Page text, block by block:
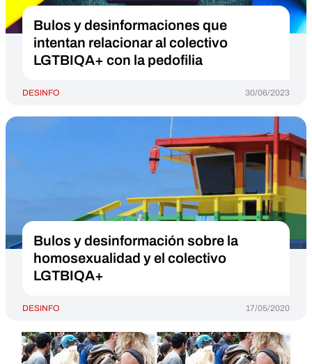
Bulos y desinformaciones que
intentan relacionar al colectivo
LGTBIQA+ con la pedofilia
DESINFO 30/06/2023
Bulos y desinformación sobre la
homosexualidad y el colectivo
LGTBIQA+
DESINFO 17/05/2020